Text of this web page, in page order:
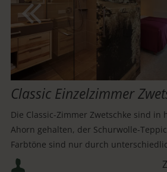
Classic Einzelzimmer
Die Classic-Zimmer Zwetschke sind in
Ahorn gehalten, der Schurwolle-
Farbtöne sind nur durch
gegeben.
Mindestbelegung: